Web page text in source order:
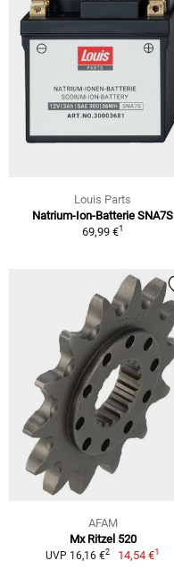
Louis Parts
Natrium-Ion-Batterie SNA7S
69,99 €1
AFAM
Mx Ritzel 520
UVP 16,16 €2 14,54 €1